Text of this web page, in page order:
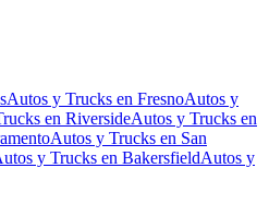
Autos y Trucks en FresnoAutos y
en RiversideAutos y Trucks en
Autos y Trucks en San
y Trucks en BakersfieldAutos y